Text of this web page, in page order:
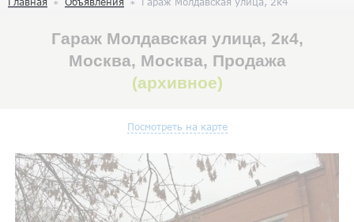
Гараж Молдавская улица, 2к4,
Москва, Москва, Продажа
(архивное)
Посмотреть на карте